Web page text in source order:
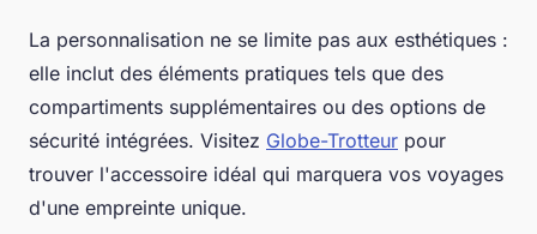
La personnalisation ne se limite pas aux esthétiques :
elle inclut des éléments pratiques tels que des
compartiments supplémentaires ou des options de
sécurité intégrées. Visitez Globe-Trotteur pour
trouver l'accessoire idéal qui marquera vos voyages
d'une empreinte unique.